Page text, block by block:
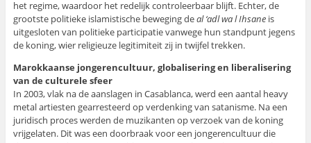
het regime, waardoor het redelijk controleerbaar blijft. Echter, de
grootste politieke islamistische beweging deal ‘adl wa l Ihsaneis
uitgesloten van politieke participatie vanwege hun standpunt jegens
de koning, wier religieuze legitimiteit zij in twijfel trekken.
Marokkaanse jongerencultuur, globalisering en liberalisering
van de culturele sfeer
In 2003, vlak na de aanslagen in Casablanca, werd een aantal heavy
metal artiesten gearresteerd op verdenking van satanisme. Na een
juridisch proces werden de muzikanten op verzoek van de koning
vrijgelaten. Dit was een doorbraak voor een jongerencultuur die